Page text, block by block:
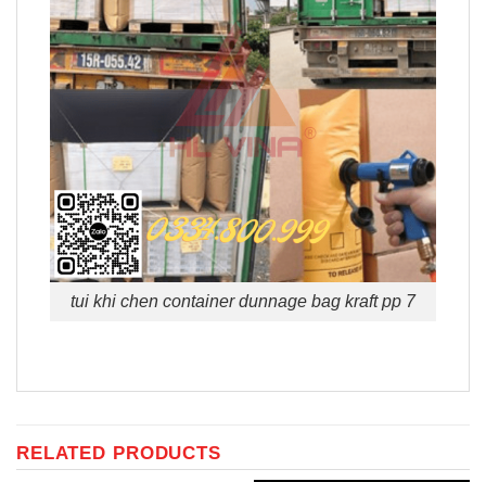
tui khi chen container dunnage bag kraft pp 7
RELATED PRODUCTS